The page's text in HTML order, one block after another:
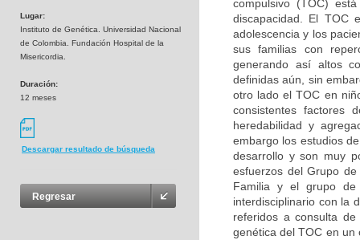
Lugar:
Instituto de Genética. Universidad Nacional
de Colombia. Fundación Hospital de la
Misericordia.
Duración:
12 meses
Descargar resultado de búsqueda
Regresar
compulsivo (TOC)
discapacidad. El TOC
adolescencia y los
sus familias con
generando así altos
definidas aún, sin
otro lado el TOC en
consistentes factores
heredabilidad y
embargo los estudios
desarrollo y son muy
esfuerzos del Grupo
Familia y el grupo de
interdisciplinario con la
referidos a consulta
genética del TOC en un